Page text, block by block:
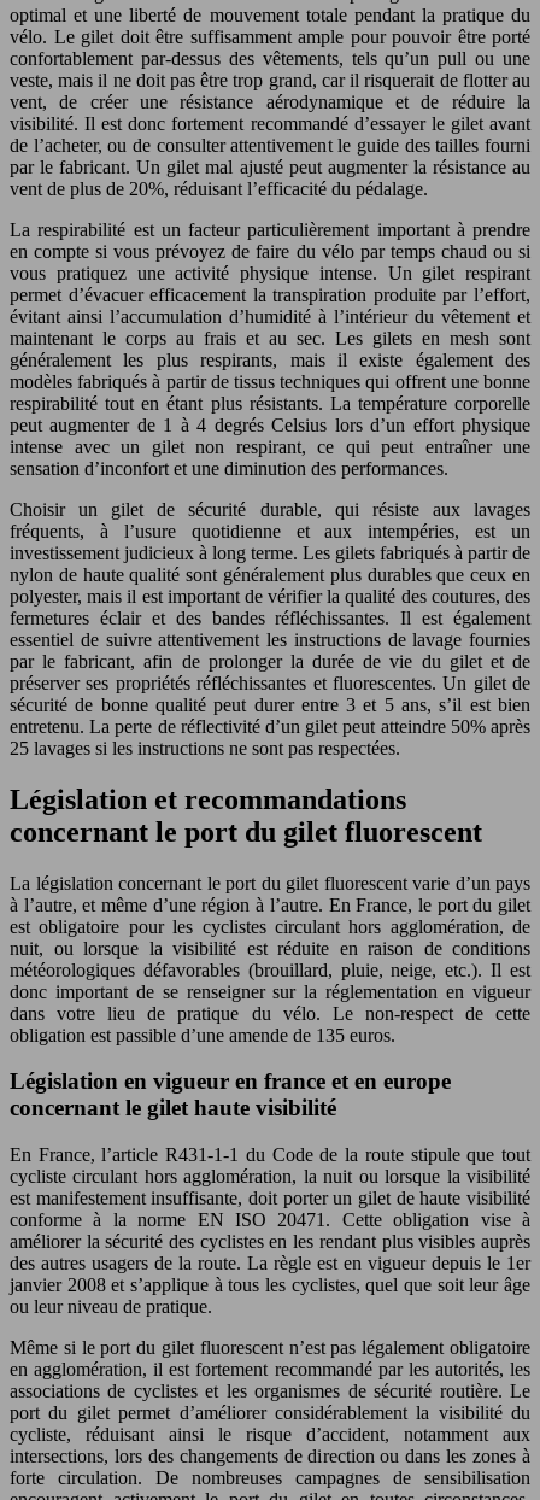
optimal et une liberté de mouvement totale pendant la pratique du
vélo. Le gilet doit être suffisamment ample pour pouvoir être porté
confortablement par-dessus des vêtements, tels qu’un pull ou une
veste, mais il ne doit pas être trop grand, car il risquerait de flotter au
vent, de créer une résistance aérodynamique et de réduire la
visibilité. Il est donc fortement recommandé d’essayer le gilet avant
de l’acheter, ou de consulter attentivement le guide des tailles fourni
par le fabricant. Un gilet mal ajusté peut augmenter la résistance au
vent de plus de 20%, réduisant l’efficacité du pédalage.
La respirabilité est un facteur particulièrement important à prendre
en compte si vous prévoyez de faire du vélo par temps chaud ou si
vous pratiquez une activité physique intense. Un gilet respirant
permet d’évacuer efficacement la transpiration produite par l’effort,
évitant ainsi l’accumulation d’humidité à l’intérieur du vêtement et
maintenant le corps au frais et au sec. Les gilets en mesh sont
généralement les plus respirants, mais il existe également des
modèles fabriqués à partir de tissus techniques qui offrent une bonne
respirabilité tout en étant plus résistants. La température corporelle
peut augmenter de 1 à 4 degrés Celsius lors d’un effort physique
intense avec un gilet non respirant, ce qui peut entraîner une
sensation d’inconfort et une diminution des performances.
Choisir un gilet de sécurité durable, qui résiste aux lavages
fréquents, à l’usure quotidienne et aux intempéries, est un
investissement judicieux à long terme. Les gilets fabriqués à partir de
nylon de haute qualité sont généralement plus durables que ceux en
polyester, mais il est important de vérifier la qualité des coutures, des
fermetures éclair et des bandes réfléchissantes. Il est également
essentiel de suivre attentivement les instructions de lavage fournies
par le fabricant, afin de prolonger la durée de vie du gilet et de
préserver ses propriétés réfléchissantes et fluorescentes. Un gilet de
sécurité de bonne qualité peut durer entre 3 et 5 ans, s’il est bien
entretenu. La perte de réflectivité d’un gilet peut atteindre 50% après
25 lavages si les instructions ne sont pas respectées.
Législation et recommandations
concernant le port du gilet fluorescent
La législation concernant le port du gilet fluorescent varie d’un pays
à l’autre, et même d’une région à l’autre. En France, le port du gilet
est obligatoire pour les cyclistes circulant hors agglomération, de
nuit, ou lorsque la visibilité est réduite en raison de conditions
météorologiques défavorables (brouillard, pluie, neige, etc.). Il est
donc important de se renseigner sur la réglementation en vigueur
dans votre lieu de pratique du vélo. Le non-respect de cette
obligation est passible d’une amende de 135 euros.
Législation en vigueur en france et en europe
concernant le gilet haute visibilité
En France, l’article R431-1-1 du Code de la route stipule que tout
cycliste circulant hors agglomération, la nuit ou lorsque la visibilité
est manifestement insuffisante, doit porter un gilet de haute visibilité
conforme à la norme EN ISO 20471. Cette obligation vise à
améliorer la sécurité des cyclistes en les rendant plus visibles auprès
des autres usagers de la route. La règle est en vigueur depuis le 1er
janvier 2008 et s’applique à tous les cyclistes, quel que soit leur âge
ou leur niveau de pratique.
Même si le port du gilet fluorescent n’est pas légalement obligatoire
en agglomération, il est fortement recommandé par les autorités, les
associations de cyclistes et les organismes de sécurité routière. Le
port du gilet permet d’améliorer considérablement la visibilité du
cycliste, réduisant ainsi le risque d’accident, notamment aux
intersections, lors des changements de direction ou dans les zones à
forte circulation. De nombreuses campagnes de sensibilisation